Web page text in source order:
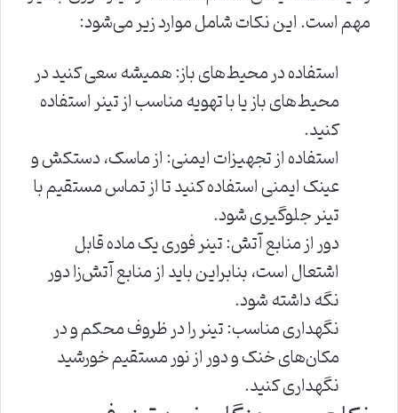
مهم است. این نکات شامل موارد زیر می‌شود:
استفاده در محیط‌های باز: همیشه سعی کنید در
محیط‌های باز یا با تهویه مناسب از تینر استفاده
کنید.
استفاده از تجهیزات ایمنی: از ماسک، دستکش و
عینک ایمنی استفاده کنید تا از تماس مستقیم با
تینر جلوگیری شود.
دور از منابع آتش: تینر فوری یک ماده قابل
اشتعال است، بنابراین باید از منابع آتش‌زا دور
نگه داشته شود.
نگهداری مناسب: تینر را در ظروف محکم و در
مکان‌های خنک و دور از نور مستقیم خورشید
نگهداری کنید.